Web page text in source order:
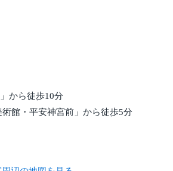
から徒歩10分
館・平安神宮前」から徒歩5分